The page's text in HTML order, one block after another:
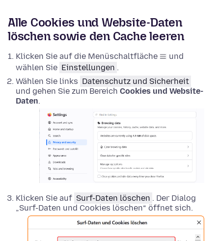
Alle Cookies und Website-Daten
löschen sowie den Cache leeren
Klicken Sie auf die Menüschaltfläche
und
wählen Sie Einstellungen .
Wählen Sie links Datenschutz und Sicherheit
und gehen Sie zum Bereich Cookies und Website-
Daten.
Klicken Sie auf Surf-Daten löschen . Der Dialog
„Surf-Daten und Cookies löschen“ öffnet sich.